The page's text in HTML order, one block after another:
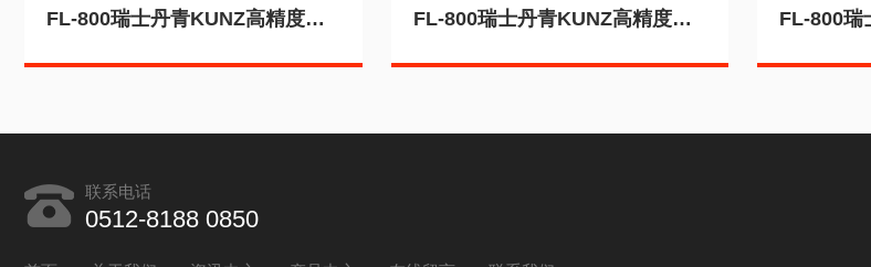
FL-800瑞士丹青KUNZ高精度直线度检查仪磨盘测量 FL-800瑞士丹青KUNZ高精度直线度检查仪
联系电话
0512-8188 0850